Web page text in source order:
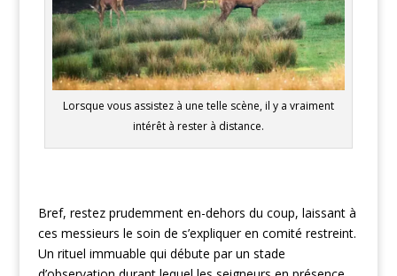
Lorsque vous assistez à une telle scène, il y a vraiment
intérêt à rester à distance.
Bref, restez prudemment en-dehors du coup, laissant à
ces messieurs le soin de s’expliquer en comité restreint.
Un rituel immuable qui débute par un stade